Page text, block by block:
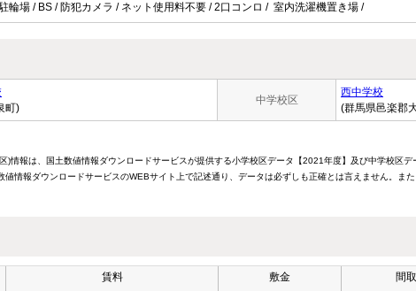
輪場 / BS / 防犯カメラ / ネット使用料不要 / 2口コンロ / 室内洗濯機置き場 /
町)
中学校区
西中学校
(群馬県邑楽郡
)情報は、国土数値情報ダウンロードサービスが提供する小学校区データ【2021年度】及び中学校区
情報ダウンロードサービスのWEBサイト上で記述通り、データは必ずしも正確とは言えません。ま
賃料
敷金
間